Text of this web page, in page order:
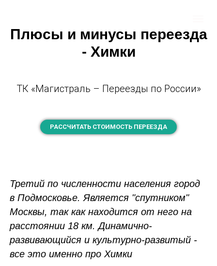
Плюсы и минусы переезда
- Химки
ТК «Магистраль – Переезды по России»
РАССЧИТАТЬ СТОИМОСТЬ ПЕРЕЕЗДА
Третий по численности населения город
в Подмосковье. Является "спутником"
Москвы, так как находится от него на
расстоянии 18 км. Динамично-
развивающийся и культурно-развитый -
все это именно про Химки